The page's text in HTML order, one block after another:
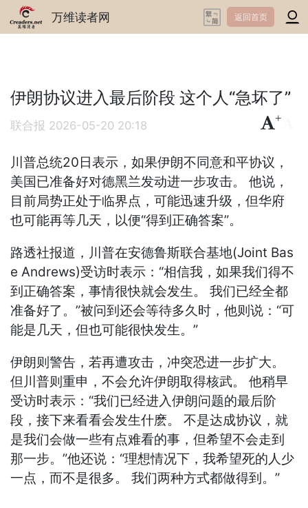
万维读者网 返回首页
伊朗协议进入最后阶段 这个人“急坏了”
联合报 2026-05-20 20:18
+
川普总统20日表示，如果伊朗不同意和平协议，
美国已准备好对德黑兰发动进一步攻击。 他说，
目前局势正处于临界点，可能迅速升级，但华府
也可能再等几天，以便“得到正确答案”。
路透社报道，川普在安德鲁斯联合基地(Joint Bas
e Andrews)受访时表示：“相信我，如果我们得不
到正确答案，事情很快就会发生。 我们已经全都
准备好了。”被问到还会等待多久时，他则说：“可
能是几天，但也可能很快发生。”
伊朗则警告，若再遭攻击，冲突恐进一步扩大。
但川普则重申，不会允许伊朗取得核武。 他稍早
受访时表示：“我们已经进入伊朗问题的最后阶
段，接下来看看会发生什麽。 不是达成协议，就
是我们会做一些有点难看的事，但希望不会走到
那一步。”他还说：“理想情况下，我希望死的人少
一点，而不是很多。 我们两种方式都做得到。”